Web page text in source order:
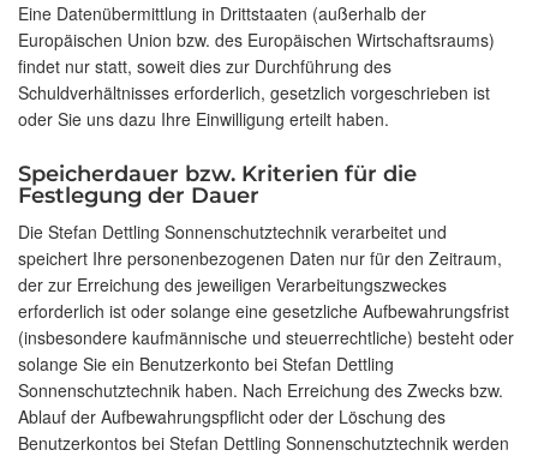
Eine Datenübermittlung in Drittstaaten (außerhalb der
Europäischen Union bzw. des Europäischen Wirtschaftsraums)
findet nur statt, soweit dies zur Durchführung des
Schuldverhältnisses erforderlich, gesetzlich vorgeschrieben ist
oder Sie uns dazu Ihre Einwilligung erteilt haben.
Speicherdauer bzw. Kriterien für die
Festlegung der Dauer
Die Stefan Dettling Sonnenschutztechnik verarbeitet und
speichert Ihre personenbezogenen Daten nur für den Zeitraum,
der zur Erreichung des jeweiligen Verarbeitungszweckes
erforderlich ist oder solange eine gesetzliche Aufbewahrungsfrist
(insbesondere kaufmännische und steuerrechtliche) besteht oder
solange Sie ein Benutzerkonto bei Stefan Dettling
Sonnenschutztechnik haben. Nach Erreichung des Zwecks bzw.
Ablauf der Aufbewahrungspflicht oder der Löschung des
Benutzerkontos bei Stefan Dettling Sonnenschutztechnik werden